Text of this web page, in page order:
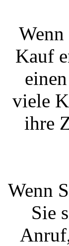
Kauf
viele
ihre
Wenn
Sie